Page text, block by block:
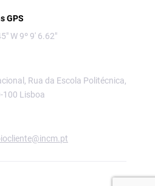
GPS
W 9º 9' 6.62"
Rua da Escola Politécnica,
100 Lisboa